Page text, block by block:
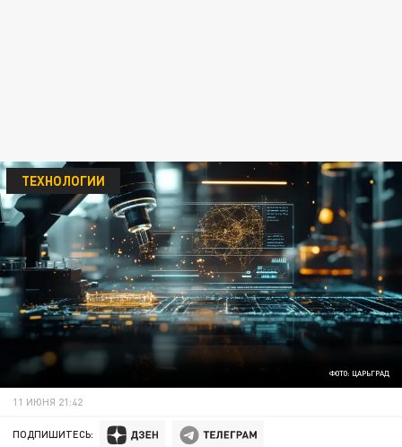
ФОТО: ЦАРЬГРАД
ТЕХНОЛОГИИ
11 ИЮНЯ 21:42
ПОДПИШИТЕСЬ: